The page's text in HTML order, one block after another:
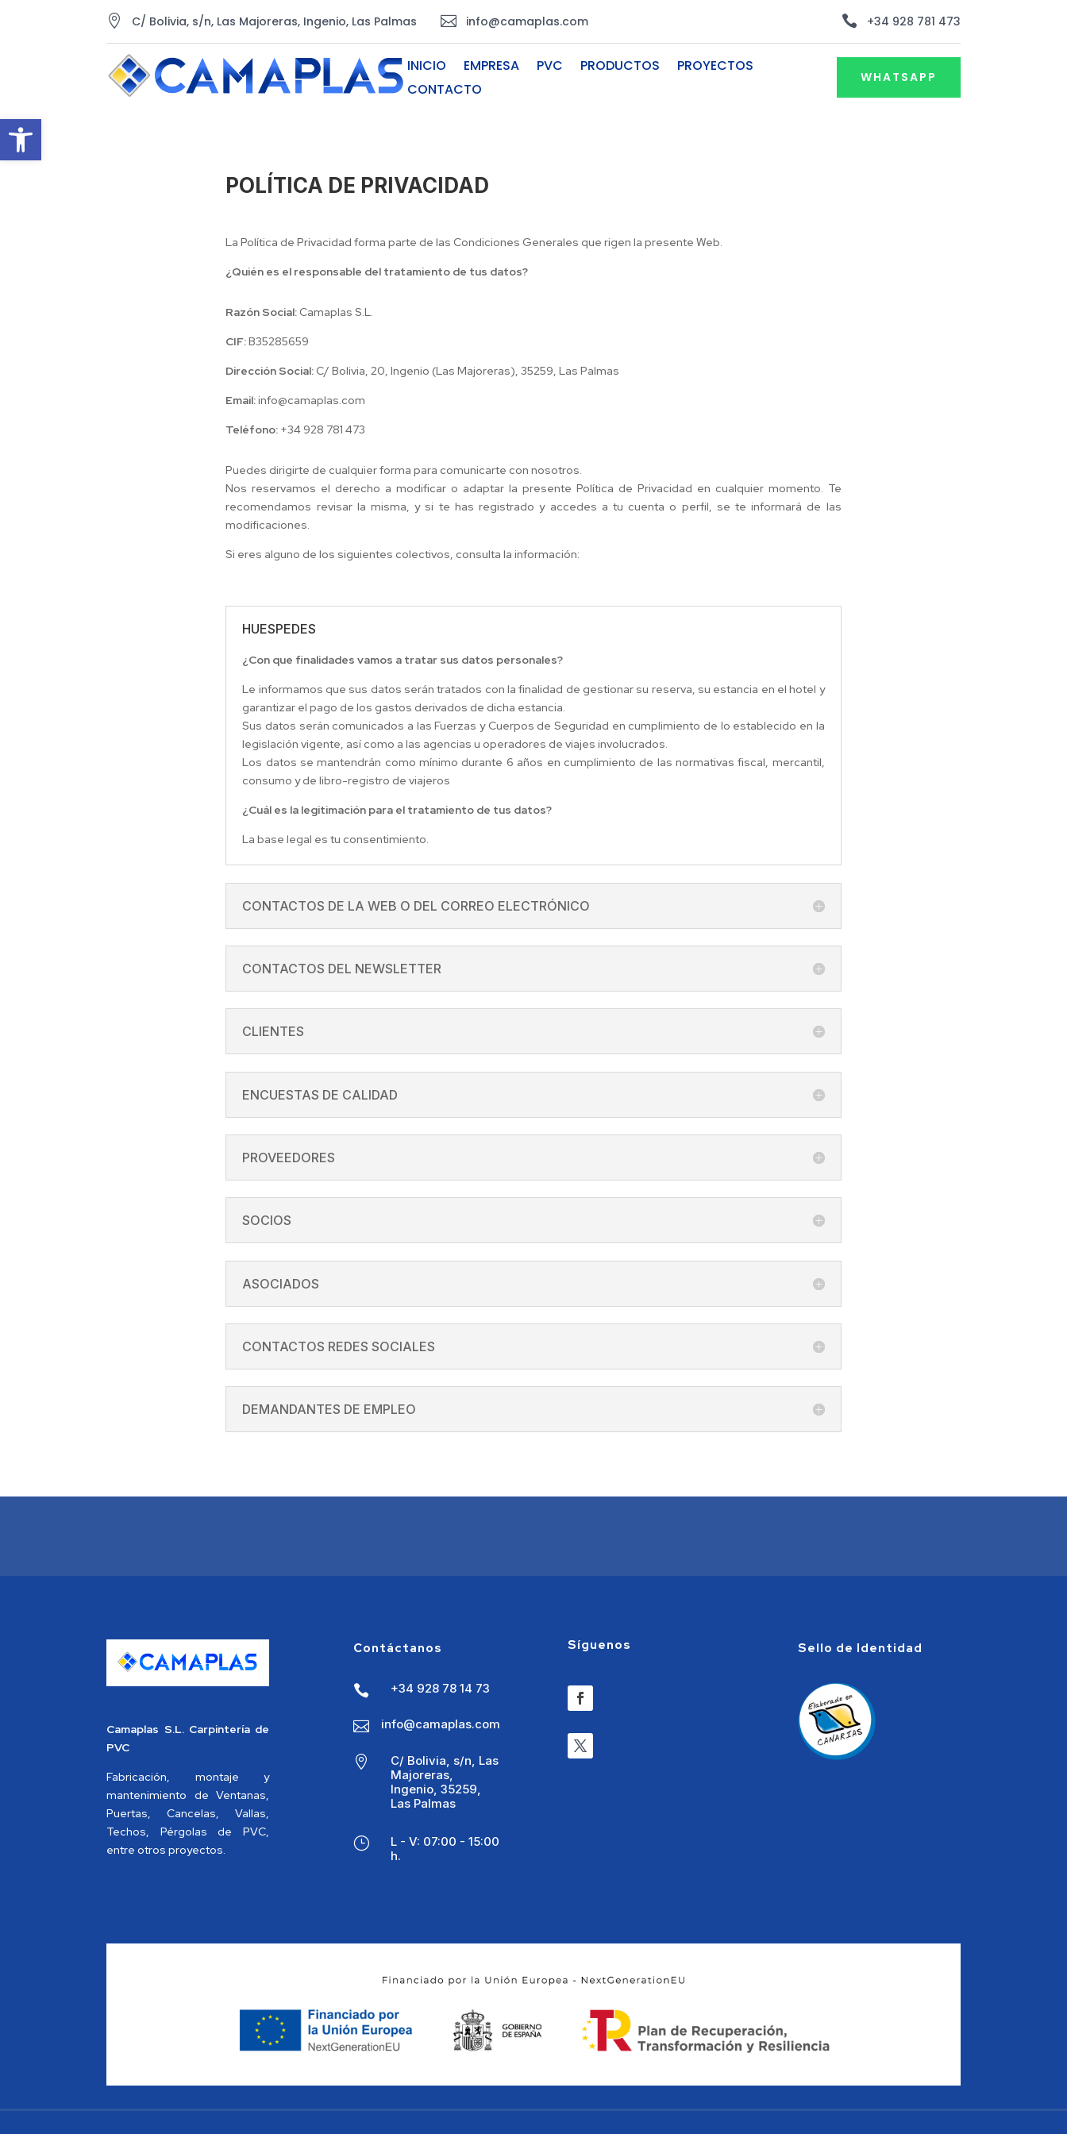
Abrir barra de herramientas
 C/ Bolivia, s/n, Las Majoreras, Ingenio, Las Palmas  info@camaplas.com  +34 928 781 473
INICIO EMPRESA PVC PRODUCTOS
PROYECTOS
CONTACTO
WHATSAPP
POLÍTICA DE PRIVACIDAD
La Política de Privacidad forma parte de las Condiciones Generales que rigen la presente Web.
¿Quién es el responsable del tratamiento de tus datos?
Razón Social: Camaplas S.L.
CIF:B35285659
Dirección Social: C/ Bolivia, 20, Ingenio (Las Majoreras), 35259, Las Palmas
Email:info@camaplas.com
Teléfono: +34 928 781 473
Puedes dirigirte de cualquier forma para comunicarte con nosotros.
Nos reservamos el derecho a modificar o adaptar la presente Política de Privacidad en cualquier momento. Te
recomendamos revisar la misma, y si te has registrado y accedes a tu cuenta o perfil, se te informará de las
modificaciones.
Si eres alguno de los siguientes colectivos, consulta la información:
HUESPEDES
¿Con que finalidades vamos a tratar sus datos personales?
Le informamos que sus datos serán tratados con la finalidad de gestionar su reserva, su estancia en el hotel y
garantizar el pago de los gastos derivados de dicha estancia.
Sus datos serán comunicados a las Fuerzas y Cuerpos de Seguridad en cumplimiento de lo establecido en la
legislación vigente, así como a las agencias u operadores de viajes involucrados.
Los datos se mantendrán como mínimo durante 6 años en cumplimiento de las normativas fiscal, mercantil,
consumo y de libro-registro de viajeros
¿Cuál es la legitimación para el tratamiento de tus datos?
La base legal es tu consentimiento.
CONTACTOS DE LA WEB O DEL CORREO ELECTRÓNICO
CONTACTOS DEL NEWSLETTER
CLIENTES
ENCUESTAS DE CALIDAD
PROVEEDORES
SOCIOS
ASOCIADOS
CONTACTOS REDES SOCIALES
DEMANDANTES DE EMPLEO
Camaplas S.L. Carpintería de
PVC
Fabricación, montaje y
mantenimiento de Ventanas,
Puertas, Cancelas, Vallas,
Techos, Pérgolas de PVC,
entre otros proyectos.
Contáctanos
 +34 928 78 14 73
 info@camaplas.com

C/ Bolivia, s/n, Las
Majoreras,
Ingenio, 35259,
Las Palmas
}
L - V: 07:00 - 15:00
h.
Síguenos Sello de Identidad